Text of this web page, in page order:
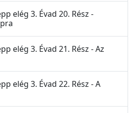
elég 3. Évad 20. Rész -
elég 3. Évad 21. Rész - Az
elég 3. Évad 22. Rész - A